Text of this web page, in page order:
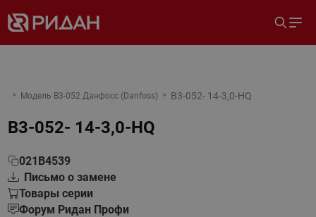
Модель B3-052 Данфосс (Danfoss) B3-052- 14-3,0-HQ
B3-052- 14-3,0-HQ
021B4539
Письмо о замене
Товары серии
Форум Ридан Профи